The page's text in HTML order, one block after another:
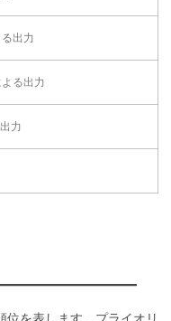
出力
る出力
力